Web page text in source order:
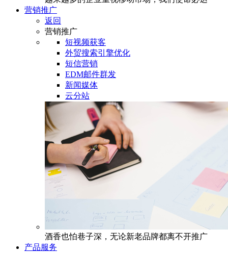
营销推广
返回
营销推广
短视频获客
外贸搜索引擎优化
短信营销
EDM邮件群发
新闻媒体
云分站
酒香也怕巷子深，无论新老品牌都离不开推广
产品服务